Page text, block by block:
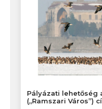
Pályázati lehetőség
(„Ramszari Város”)